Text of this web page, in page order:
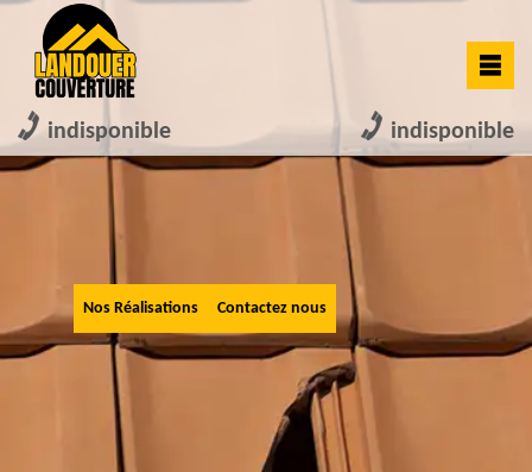
indisponible indisponible
Nos Réalisations Contactez nous